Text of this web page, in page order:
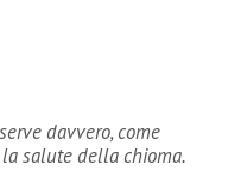
davvero, come
salute della chioma.